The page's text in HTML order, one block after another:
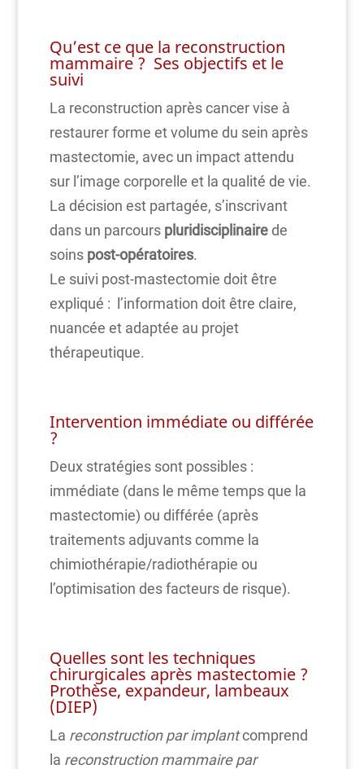
Qu’est ce que la reconstruction
mammaire ? Ses objectifs et le
suivi
La reconstruction après cancer vise à
restaurer forme et volume du sein après
mastectomie, avec un impact attendu
sur l’image corporelle et la qualité de vie.
La décision est partagée, s’inscrivant
dans un parcours pluridisciplinairede
soins post-opératoires.
Le suivi post-mastectomie doit être
expliqué : l’information doit être claire,
nuancée et adaptée au projet
thérapeutique.
Intervention immédiate ou différée
?
Deux stratégies sont possibles :
immédiate (dans le même temps que la
mastectomie) ou différée (après
traitements adjuvants comme la
chimiothérapie/radiothérapie ou
l’optimisation des facteurs de risque).
Quelles sont les techniques
chirurgicales après mastectomie ?
Prothèse, expandeur, lambeaux
(DIEP)
La reconstruction par implantcomprend
la reconstruction mammaire par